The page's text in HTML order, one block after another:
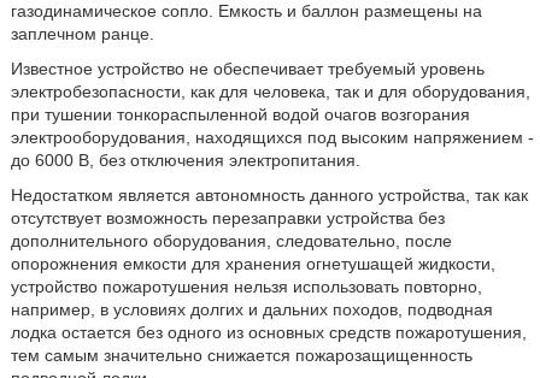
газодинамическое сопло. Емкость и баллон размещены на
заплечном ранце.
Известное устройство не обеспечивает требуемый уровень
электробезопасности, как для человека, так и для оборудования,
при тушении тонкораспыленной водой очагов возгорания
электрооборудования, находящихся под высоким напряжением -
до 6000 В, без отключения электропитания.
Недостатком является автономность данного устройства, так как
отсутствует возможность перезаправки устройства без
дополнительного оборудования, следовательно, после
опорожнения емкости для хранения огнетушащей жидкости,
устройство пожаротушения нельзя использовать повторно,
например, в условиях долгих и дальних походов, подводная
лодка остается без одного из основных средств пожаротушения,
тем самым значительно снижается пожарозащищенность